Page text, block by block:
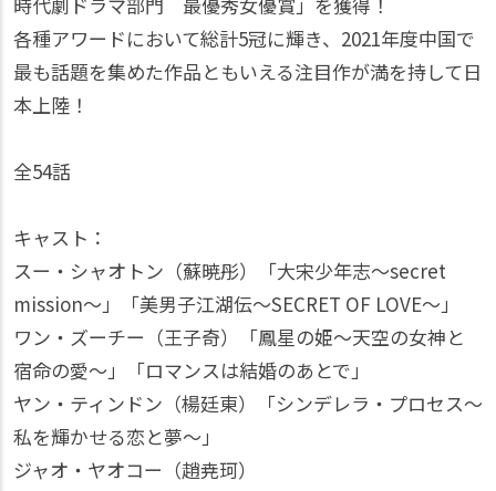
各種アワードにおいて総計5冠に輝き、2021年度中国で
最も話題を集めた作品ともいえる注目作が満を持して日
本上陸！
全54話
キャスト：
スー・シャオトン（蘇暁彤）「大宋少年志～secret
mission～」「美男子江湖伝～SECRET OF LOVE～」
ワン・ズーチー（王子奇）「鳳星の姫～天空の女神と
宿命の愛～」「ロマンスは結婚のあとで」
ヤン・ティンドン（楊廷東）「シンデレラ・プロセス～
私を輝かせる恋と夢～」
ジャオ・ヤオコー（趙尭珂）